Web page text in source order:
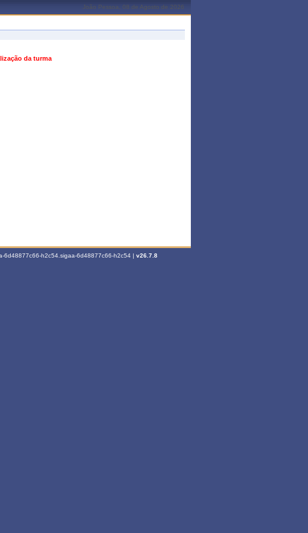
João Pessoa, 08 de Agosto de 2026
da turma
6d48877c66-h2c54.sigaa-6d48877c66-h2c54 | v26.7.8